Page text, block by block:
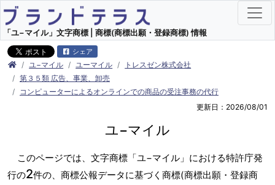
「ユ−マイル」文字商標 | 商標(商標出願・登録商標) 情報
シェア
ユ−マイル ユーマイル
トレスゼン株式会社
第３５類 広告、事業、卸売
コンピューターによるオンラインでの商品の受注事務の代行
更新日：2026/08/01
ユ−マイル
このページでは、文字商標「ユ−マイル」における特許庁発
行の2件の、商標公報データに基づく商標(商標出願・登録商